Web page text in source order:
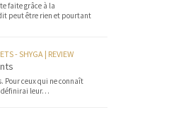
faite grâce à la
peut être rien et pourtant
- SHYGA | REVIEW
Pour ceux qui ne connaît
définirai leur…